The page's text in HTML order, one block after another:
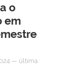
o
em
— última